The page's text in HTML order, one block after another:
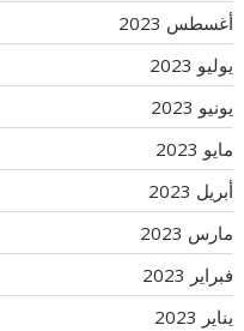
أغسطس 2023
يوليو 2023
يونيو 2023
مايو 2023
أبريل 2023
مارس 2023
فبراير 2023
يناير 2023